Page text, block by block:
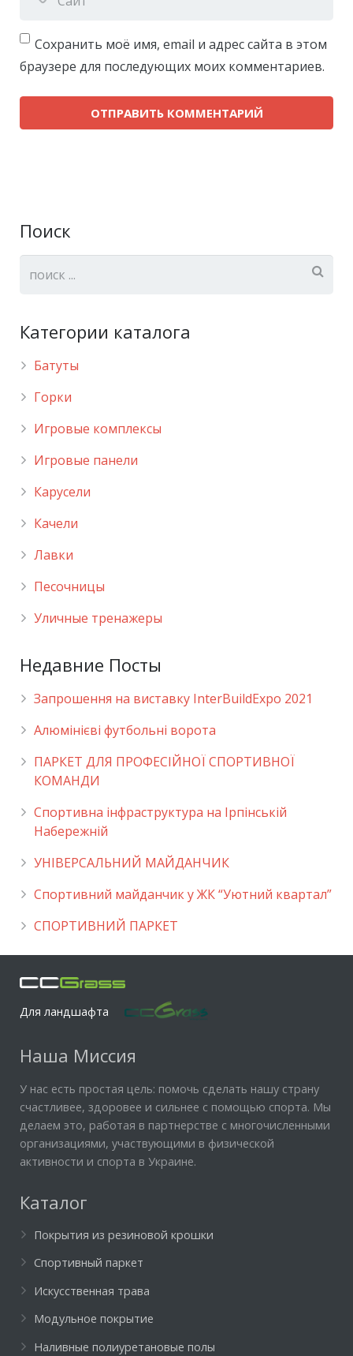
Сохранить моё имя, email и адрес сайта в этом
браузере для последующих моих комментариев.
Поиск
Категории каталога
Батуты
Горки
Игровые комплексы
Игровые панели
Карусели
Качели
Лавки
Песочницы
Уличные тренажеры
Недавние Посты
Запрошення на виставку InterBuildExpo 2021
Алюмінієві футбольні ворота
ПАРКЕТ ДЛЯ ПРОФЕСІЙНОЇ СПОРТИВНОЇ
КОМАНДИ
Спортивна інфраструктура на Ірпінській
Набережній
УНІВЕРСАЛЬНИЙ МАЙДАНЧИК
Cпортивний майданчик у ЖК “Уютний квартал”
СПОРТИВНИЙ ПАРКЕТ
Для ландшафта
Наша Миссия
У нас есть простая цель: помочь сделать нашу страну
счастливее, здоровее и сильнее с помощью спорта. Мы
делаем это, работая в партнерстве с многочисленными
организациями, участвующими в физической
активности и спорта в Украине.
Каталог
Покрытия из резиновой крошки
Спортивный паркет
Искусственная трава
Модульное покрытие
Наливные полиуретановые полы